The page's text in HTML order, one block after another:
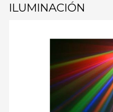
ILUMINACIÓN